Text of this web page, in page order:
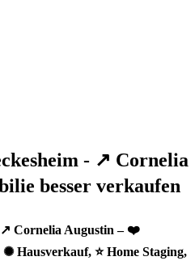
↗️ Cornelia Augustin – ❤️
Hausverkauf, ⭐ Home Staging,